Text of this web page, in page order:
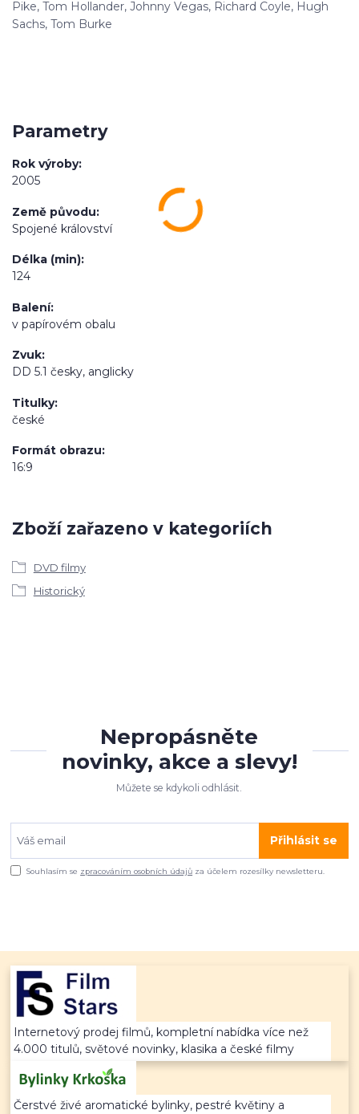
Pike, Tom Hollander, Johnny Vegas, Richard Coyle, Hugh
Sachs, Tom Burke
Parametry
Rok výroby
2005
Země původu
Spojené království
Délka (min)
124
Balení
v papírovém obalu
Zvuk
DD 5.1 česky, anglicky
Titulky
české
Formát obrazu
16:9
Zboží zařazeno v kategoriích
DVD filmy
Historický
Nepropásněte
novinky, akce a slevy!
Můžete se kdykoli odhlásit.
Přihlásit se
Souhlasím se zpracováním osobních údajů za účelem rozesílky newsletteru.
Internetový prodej filmů, kompletní nabídka více než
4.000 titulů, světové novinky, klasika a české filmy
Čerstvé živé aromatické bylinky, pestré květiny a